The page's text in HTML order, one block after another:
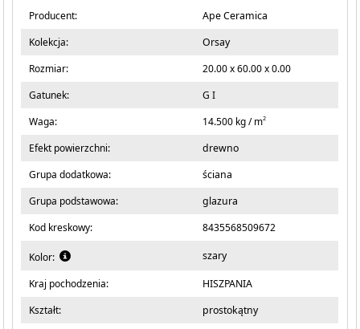
Producent:
Ape Ceramica
Kolekcja:
Orsay
Rozmiar:
20.00 x 60.00 x 0.00
Gatunek:
G I
Waga:
14.500 kg / m2
Efekt powierzchni:
drewno
Grupa dodatkowa:
ściana
Grupa podstawowa:
glazura
Kod kreskowy:
8435568509672
Kolor: szary
Kraj pochodzenia:
HISZPANIA
Kształt:
prostokątny